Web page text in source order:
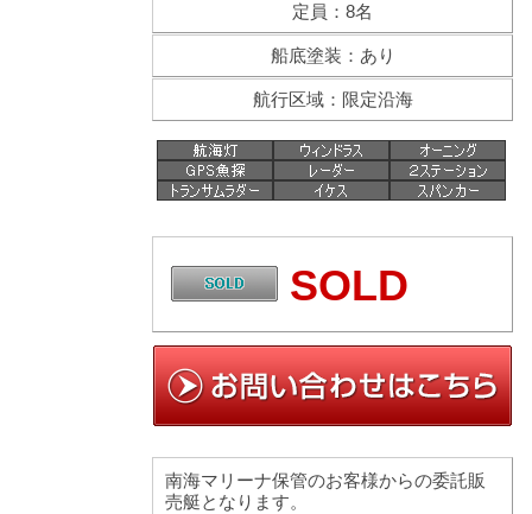
定員：8名
船底塗装：あり
航行区域：限定沿海
SOLD
南海マリーナ保管のお客様からの委託販
売艇となります。